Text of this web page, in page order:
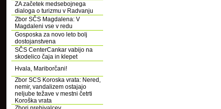
ZA začetek medsebojnega
dialoga o turizmu v Radvanju
Zbor SČS Magdalena: V
Magdaleni vse v redu
Gosposka za novo leto bolj
dostojanstvena
SČS CenterCankar vabijo na
skodelico čaja in klepet
Hvala, Mariborčani!
Zbor SCS Koroska vrata: Nered,
nemir, vandalizem ostajajo
neljube težave v mestni četrti
Koroška vrata